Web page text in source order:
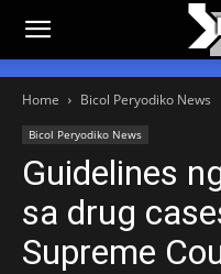
Home Bicol Peryodiko News
Bicol Peryodiko News
Guidelines
sa drug
Supreme